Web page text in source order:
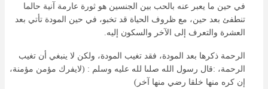
في حين ما يعبر عنه بالحب بين الجنسين هو ثورة عارمة آنية حالما
تنطفئ بعد حين، مع ظروف الحياة قد تخبو، في حين المودة تأتي بعد
العشرة والتعرف إلى الآخر والسكون إليه.
الرحمة ذكرها بعد المودة، فقد تغيب المودة، ولكن لا ينبغي أن تغيب
الرحمة، :قال رسول الله صلىا لله عليه وسلم : (لايفرك مؤمن مؤمنة،
إن كره منها خلقا رضي منها آخر)